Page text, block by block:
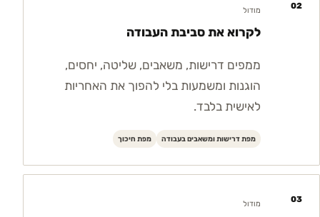
02 מודול
לקרוא את סביבת העבודה
ממפים דרישות, משאבים, שליטה, יחסים,
הוגנות ומשמעות בלי להפוך את האחריות
לאישית בלבד.
מפת דרישות ומשאבים בעבודה מפת חיכוך
03 מודול